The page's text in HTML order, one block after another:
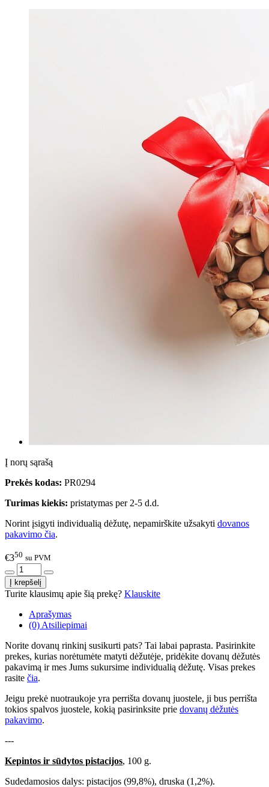
Į norų sąrašą
Prekės kodas: PR0294
Turimas kiekis: pristatymas per 2-5 d.d.
Norint įsigyti individualią dėžutę, nepamirškite užsakyti dovanos
pakavimo čia.
€350 su PVM
Turite klausimų apie šią prekę? Klauskite
Aprašymas
(0) Atsiliepimai
Norite dovanų rinkinį susikurti pats? Tai labai paprasta. Pasirinkite
prekes, kurias norėtumėte matyti dėžutėje, pridėkite dovanų dėžutės
pakavimą ir mes Jums sukursime individualią dėžutę. Visas prekes
rasite čia.
Jeigu prekė nuotraukoje yra perrišta dovanų juostele, ji bus perrišta
tokios spalvos juostele, kokią pasirinksite prie dovanų dėžutės
pakavimo.
---
Kepintos ir sūdytos pistacijos, 100 g.
Sudedamosios dalys: pistacijos (99,8%), druska (1,2%).